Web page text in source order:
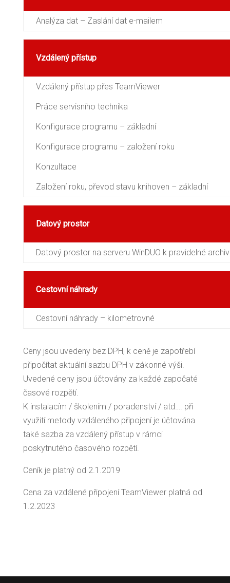
Analýza dat – Zaslání dat e-mailem
Vzdálený přístup
Vzdálený přístup přes TeamViewer
Práce servisního technika
Konfigurace programu – základní
Konfigurace programu – založení roku
Konzultace
Založení roku, převod stavu knihoven – základní
Datový prostor
Datový prostor na serveru WinDUO k pravidelné
Cestovní náhrady
Cestovní náhrady – kilometrovné
Ceny jsou uvedeny bez DPH, k ceně je zapotřebí
připočítat aktuální sazbu DPH v zákonné výši.
Uvedené ceny jsou účtovány za každé započaté
časové rozpětí.
K instalacím / školením / poradenství / atd…. při
využití metody vzdáleného připojení je účtována
také sazba za vzdálený přístup v rámci
poskytnutého časového rozpětí.
Ceník je platný od 2.1.2019
Cena za vzdálené připojení TeamViewer platná od
1.2.2023